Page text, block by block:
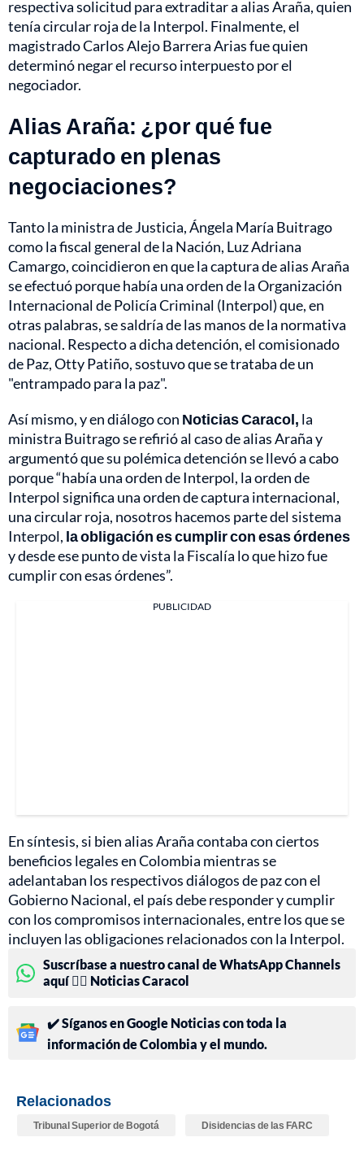
respectiva solicitud para extraditar a alias Araña, quien
tenía circular roja de la Interpol. Finalmente, el
magistrado Carlos Alejo Barrera Arias fue quien
determinó negar el recurso interpuesto por el
negociador.
Alias Araña: ¿por qué fue
capturado en plenas
negociaciones?
Tanto la ministra de Justicia, Ángela María Buitrago
como la fiscal general de la Nación, Luz Adriana
Camargo, coincidieron en que la captura de alias Araña
se efectuó porque había una orden de la Organización
Internacional de Policía Criminal (Interpol) que, en
otras palabras, se saldría de las manos de la normativa
nacional. Respecto a dicha detención, el comisionado
de Paz, Otty Patiño, sostuvo que se trataba de un
"entrampado para la paz".
Así mismo, y en diálogo con Noticias Caracol, la
ministra Buitrago se refirió al caso de alias Araña y
argumentó que su polémica detención se llevó a cabo
porque “había una orden de Interpol, la orden de
Interpol significa una orden de captura internacional,
una circular roja, nosotros hacemos parte del sistema
Interpol, la obligación es cumplir con esas órdenes
y desde ese punto de vista la Fiscalía lo que hizo fue
cumplir con esas órdenes”.
PUBLICIDAD
En síntesis, si bien alias Araña contaba con ciertos
beneficios legales en Colombia mientras se
adelantaban los respectivos diálogos de paz con el
Gobierno Nacional, el país debe responder y cumplir
con los compromisos internacionales, entre los que se
incluyen las obligaciones relacionados con la Interpol.
Suscríbase a nuestro canal de WhatsApp Channels
aquí 👉🏻 Noticias Caracol
✔️ Síganos en Google Noticias con toda la
información de Colombia y el mundo.
Relacionados
Tribunal Superior de Bogotá Disidencias de las FARC